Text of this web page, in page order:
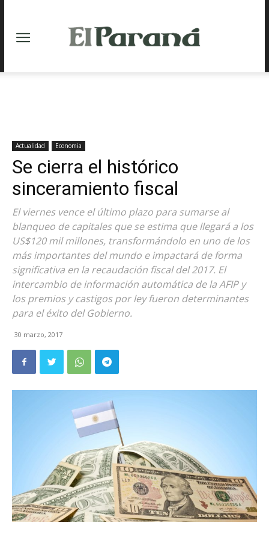
Actualidad Economia
Se cierra el histórico
sinceramiento fiscal
El viernes vence el último plazo para sumarse al
blanqueo de capitales que se estima que llegará a los
US$120 mil millones, transformándolo en uno de los
más importantes del mundo e impactará de forma
significativa en la recaudación fiscal del 2017. El
intercambio de información automática de la AFIP y
los premios y castigos por ley fueron determinantes
para el éxito del Gobierno.
30 marzo, 2017